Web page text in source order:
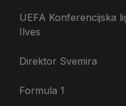
UEFA Konferencijska
Ilves
Direktor Svemira
Formula 1